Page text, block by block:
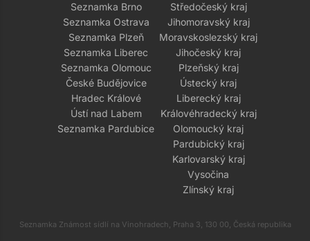
Seznamka Brno
Seznamka Ostrava
Seznamka Plzeň
Seznamka Liberec
Seznamka Olomouc
České Budějovice
Hradec Králové
Ústí nad Labem
Seznamka Pardubice
Středočeský kraj
Jihomoravský kraj
Moravskoslezský kraj
Jihočeský kraj
Plzeňský kraj
Ústecký kraj
Liberecký kraj
Královéhradecký kraj
Olomoucký kraj
Pardubický kraj
Karlovarský kraj
Vysočina
Zlínský kraj
Seznamka Známost sídlí na Vinohradech, Praha 3, 130 00, Česká republika